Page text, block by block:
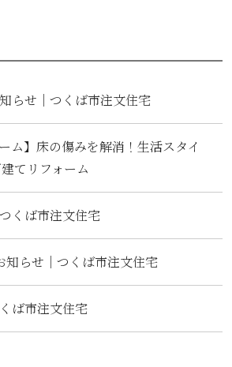
らせ｜つくば市注文住宅
ム】床の傷みを解消！生活スタイ
てリフォーム
くば市注文住宅
知らせ｜つくば市注文住宅
ば市注文住宅